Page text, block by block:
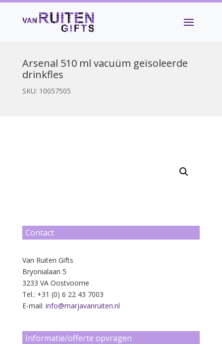
Arsenal 510 ml vacuüm geïsoleerde
drinkfles
SKU: 10057505
Contact
Van Ruiten Gifts
Bryonialaan 5
3233 VA Oostvoorne
Tel.: +31 (0) 6 22 43 7003
E-mail: info@marjavanruiten.nl
Informatie/offerte opvragen